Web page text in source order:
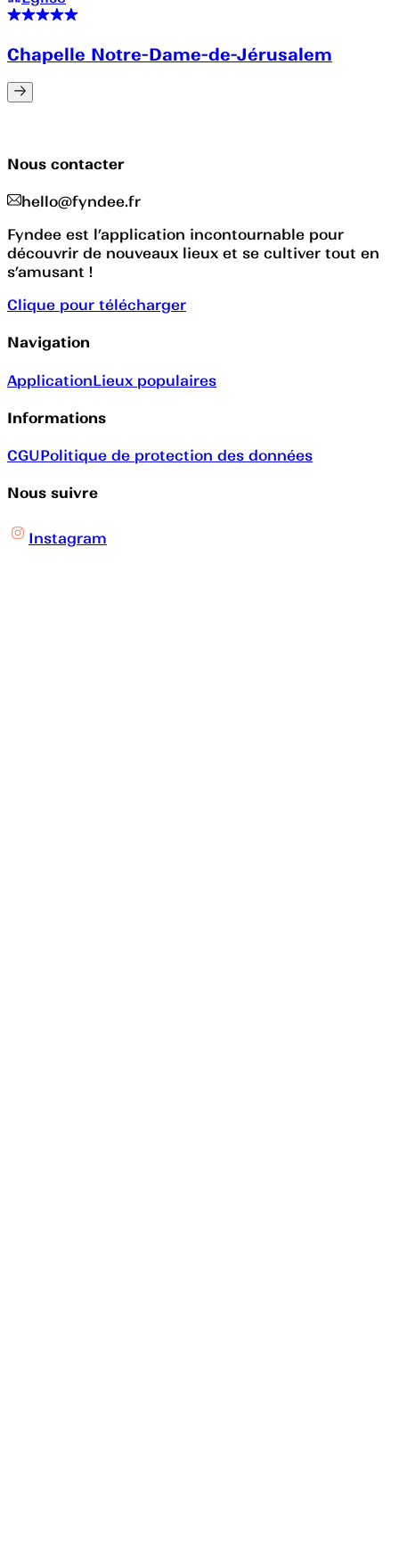
Chapelle Notre-Dame-de-Jérusalem
Nous contacter
hello@fyndee.fr
Fyndee est l’application incontournable pour
découvrir de nouveaux lieux et se cultiver tout en
s’amusant !
Clique pour télécharger
Navigation
ApplicationLieux populaires
Informations
CGUPolitique de protection des données
Nous suivre
Instagram